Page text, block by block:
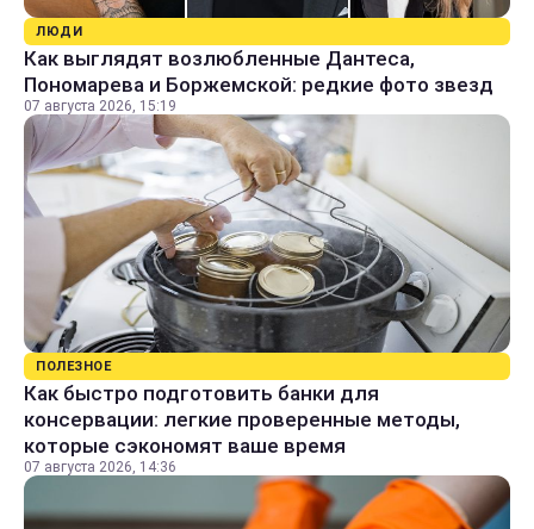
ЛЮДИ
Как выглядят возлюбленные Дантеса,
Пономарева и Боржемской: редкие фото звезд
07 августа 2026, 15:19
ПОЛЕЗНОЕ
Как быстро подготовить банки для
консервации: легкие проверенные методы,
которые сэкономят ваше время
07 августа 2026, 14:36